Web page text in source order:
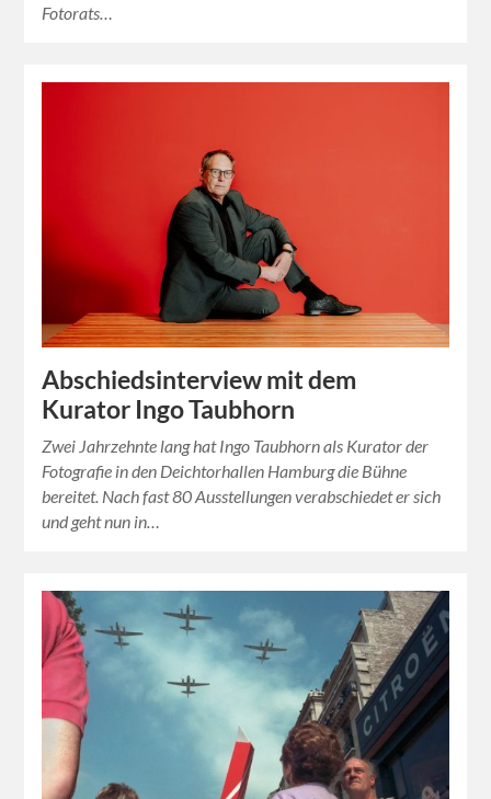
Fotorats…
Abschiedsinterview mit dem
Kurator Ingo Taubhorn
Zwei Jahrzehnte lang hat Ingo Taubhorn als Kurator der
Fotografie in den Deichtorhallen Hamburg die Bühne
bereitet. Nach fast 80 Ausstellungen verabschiedet er sich
und geht nun in…